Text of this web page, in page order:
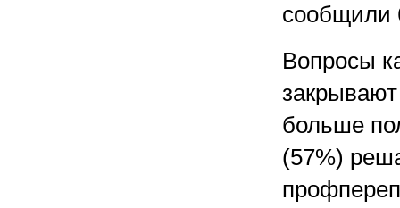
сообщили
Вопросы
больше
(57%)